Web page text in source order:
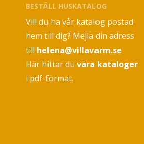
BESTÄLL HUSKATALOG
Vill du ha vår katalog postad
hem till dig? Mejla din adress
till helena@villavarm.se
Här hittar du våra kataloger
i pdf-format.